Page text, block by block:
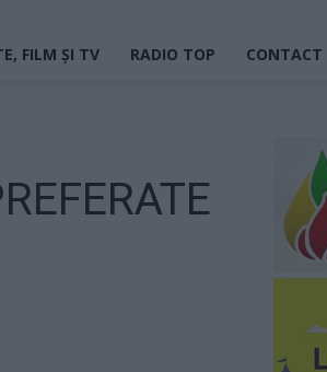
FILM ȘI TV RADIO TOP CONTACT